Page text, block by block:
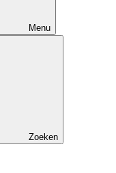
Menu
Zoeken